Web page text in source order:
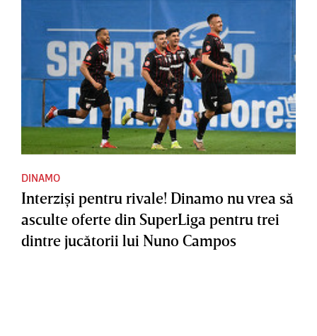
DINAMO
Interzişi pentru rivale! Dinamo nu vrea să
asculte oferte din SuperLiga pentru trei
dintre jucătorii lui Nuno Campos